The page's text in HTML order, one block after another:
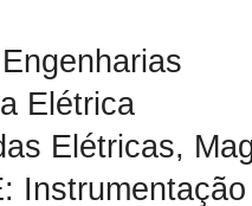
Elétrica
Elétricas,